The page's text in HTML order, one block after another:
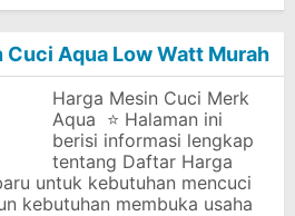
Cuci Aqua Low Watt Murah
Harga Mesin Cuci Merk
Aqua ⭐ Halaman ini
berisi informasi lengkap
tentang Daftar Harga
untuk kebutuhan mencuci
kebutuhan membuka usaha